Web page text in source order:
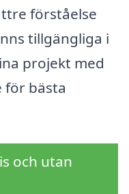
förståelse
tillgängliga i
projekt med
för bästa
och utan